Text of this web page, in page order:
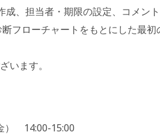
成、担当者・期限の設定、コメン
フローチャートをもとにした最
います。
） 14:00-15:00